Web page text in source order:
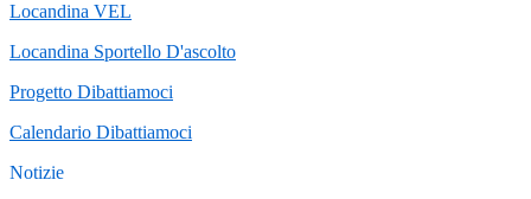
Locandina VEL
Locandina Sportello D'ascolto
Progetto Dibattiamoci
Calendario Dibattiamoci
Notizie